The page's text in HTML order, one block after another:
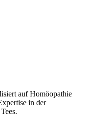
auf Homöopathie
in der